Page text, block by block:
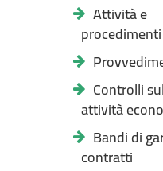
Attività e
procedimenti
Controlli
attività
Bandi di
contratti